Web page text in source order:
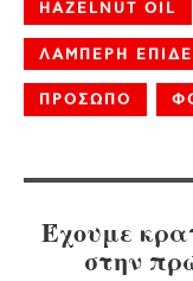
HAZELNUT OIL
ΛΑΜΠΕΡΗ
ΠΡΟΣΩΠΟ
Έχουμε
στην